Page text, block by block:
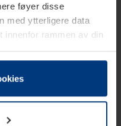
føyer disse
med ytterligere data
innenfor rammen av din
på din
nødvendig for drift av
som helst endre eller
av